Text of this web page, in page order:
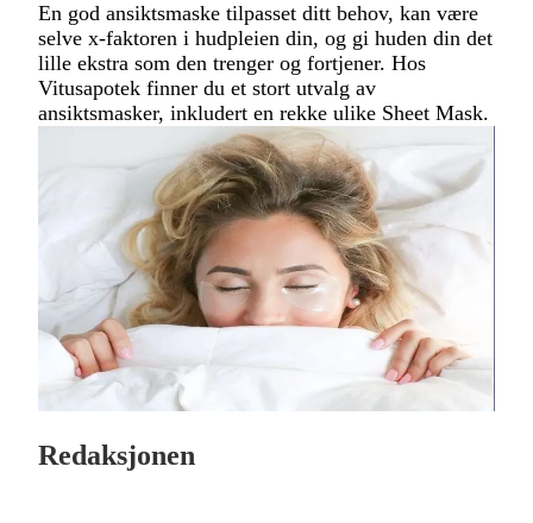
En god ansiktsmaske tilpasset ditt behov, kan være
selve x-faktoren i hudpleien din, og gi huden din det
lille ekstra som den trenger og fortjener. Hos
Vitusapotek finner du et stort utvalg av
ansiktsmasker, inkludert en rekke ulike Sheet Mask.
Redaksjonen